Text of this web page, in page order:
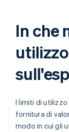
In che
I limiti di
fornitura di
modo in cui gli